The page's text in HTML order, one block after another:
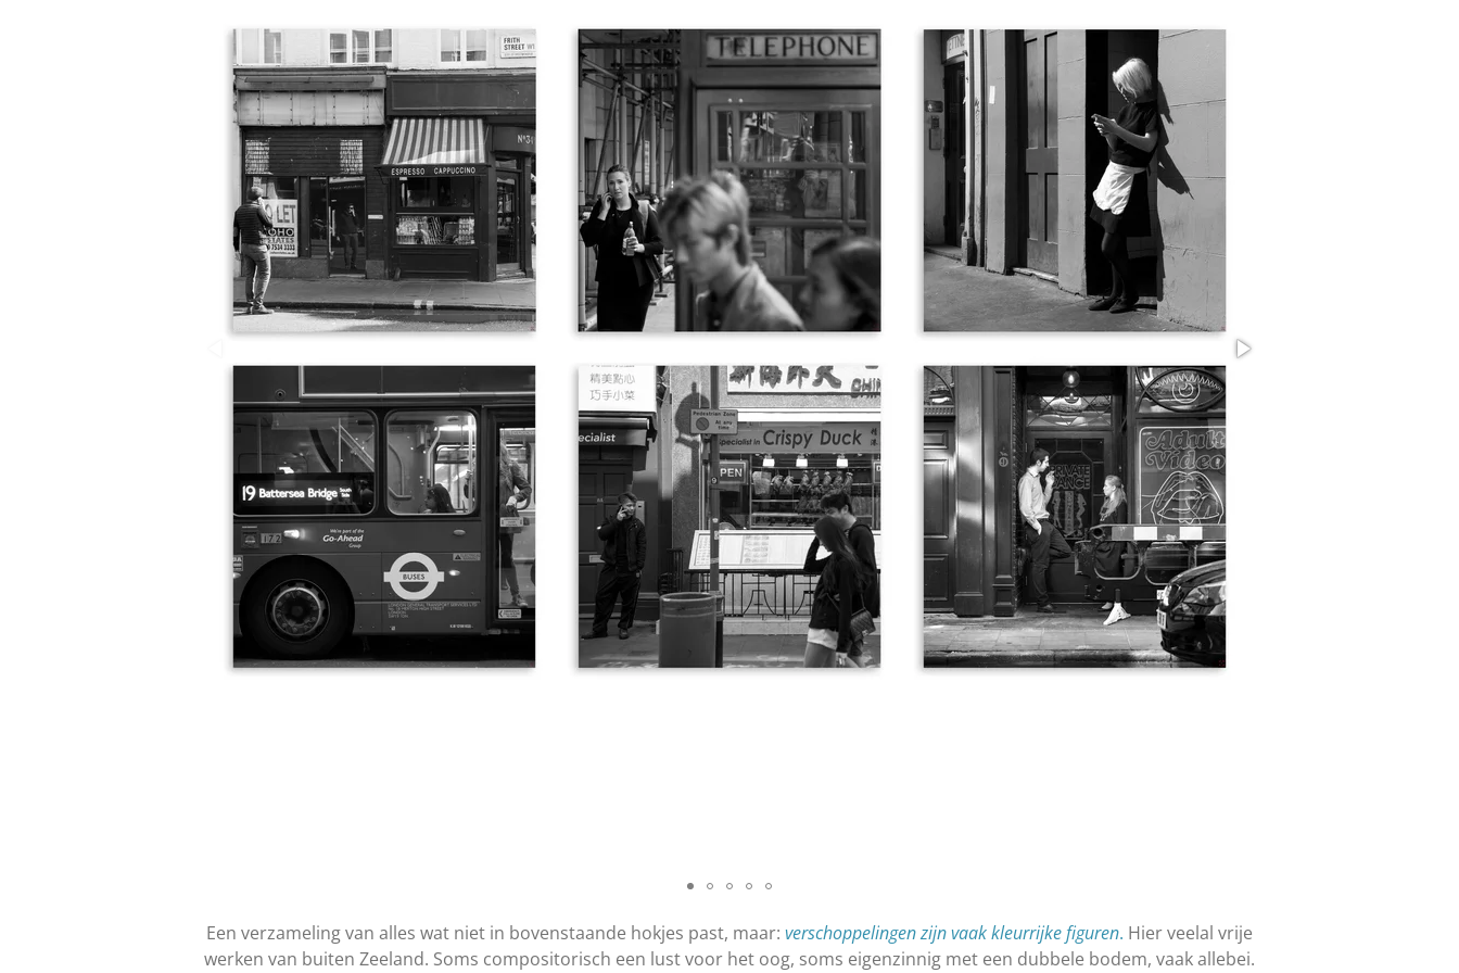
Een verzameling van alles wat niet in bovenstaande hokjes past, maar: verschoppelingen zijn vaak kleurrijke figuren. Hier veelal vrije
werken van buiten Zeeland. Soms compositorisch een lust voor het oog, soms eigenzinnig met een dubbele bodem, vaak allebei.